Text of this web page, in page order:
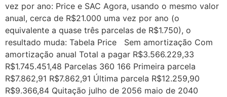
vez por ano: Price e SAC Agora, usando o mesmo valor
anual, cerca de R$21.000 uma vez por ano (o
equivalente a quase três parcelas de R$1.750), o
resultado muda: Tabela Price Sem amortização Com
amortização anual Total a pagar R$3.566.229,33
R$1.745.451,48 Parcelas 360 166 Primeira parcela
R$7.862,91 R$7.862,91 Última parcela R$12.259,90
R$9.366,84 Quitação julho de 2056 maio de 2040